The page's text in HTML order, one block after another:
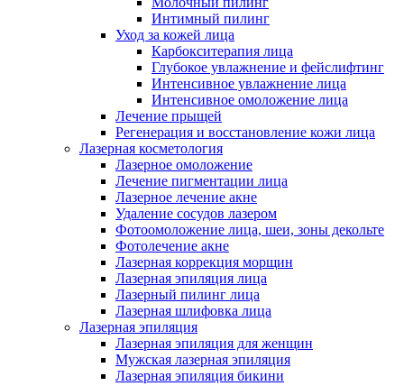
Интимный пилинг
Уход за кожей лица
Карбокситерапия лица
Глубокое увлажнение и фейслифтинг
Интенсивное увлажнение лица
Интенсивное омоложение лица
Лечение прыщей
Регенерация и восстановление кожи лица
Лазерная косметология
Лазерное омоложение
Лечение пигментации лица
Лазерное лечение акне
Удаление сосудов лазером
Фотоомоложение лица, шеи, зоны декольте
Фотолечение акне
Лазерная коррекция морщин
Лазерная эпиляция лица
Лазерный пилинг лица
Лазерная шлифовка лица
Лазерная эпиляция
Лазерная эпиляция для женщин
Мужская лазерная эпиляция
Лазерная эпиляция бикини